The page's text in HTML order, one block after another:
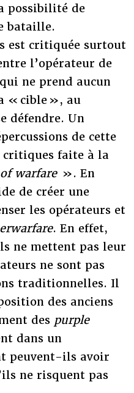
possibilité de
bataille.
est critiquée surtout
l’opérateur de
ne prend aucun
« cible », au
défendre. Un
de cette
critiques faite à la
warfare ». En
de créer une
les opérateurs et
. En effet,
ne mettent pas leur
ne sont pas
traditionnelles. Il
des anciens
des purple
dans un
peuvent-ils avoir
ne risquent pas